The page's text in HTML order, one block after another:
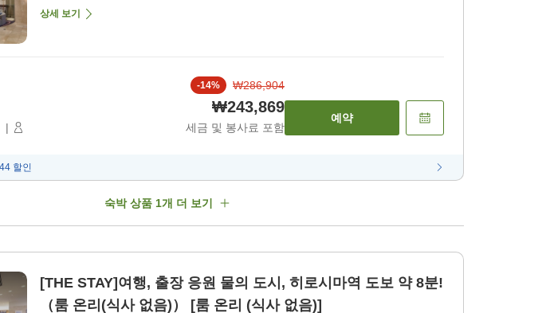
상세 보기
|
-14% ₩286,904
₩243,869
세금 및 봉사료 포함
예약
할인
숙박 상품 1개 더 보기
[THE STAY]여행, 출장 응원 물의 도시, 히로시마역 도보 약 8분!
（룸 온리(식사 없음)） [룸 온리 (식사 없음)]